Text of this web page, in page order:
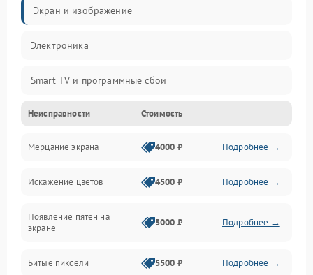
Экран и изображение
Электроника
Smart TV и программные сбои
Питание и запуск
Подсветка и LED-модули
Звук и аудиосистема
Сигнал и приём каналов
Неисправности Стоимость
Мерцание экрана 4000 ₽ Подробнее →
Искажение цветов 4500 ₽ Подробнее →
Появление пятен на
экране
5000 ₽ Подробнее →
Битые пиксели 5500 ₽ Подробнее →